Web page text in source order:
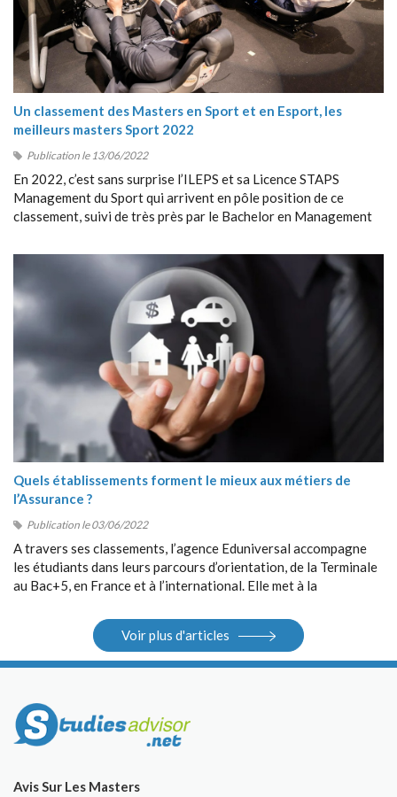
Un classement des Masters en Sport et en Esport, les
meilleurs masters Sport 2022
Publication le 13/06/2022
En 2022, c’est sans surprise l’ILEPS et sa Licence STAPS
Management du Sport qui arrivent en pôle position de ce
classement, suivi de très près par le Bachelor en Management
Quels établissements forment le mieux aux métiers de
l’Assurance ?
Publication le 03/06/2022
A travers ses classements, l’agence Eduniversal accompagne
les étudiants dans leurs parcours d’orientation, de la Terminale
au Bac+5, en France et à l’international. Elle met à la
Internet, salons.
Voir plus d'articles
Avis Sur Les Masters